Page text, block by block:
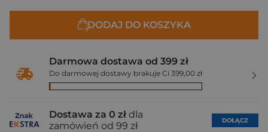
DODAJ DO KOSZYKA
Darmowa dostawa od 399 zł
Do darmowej dostawy brakuje Ci 399,00 zł
Dostawa za 0 zł dla
zamówień od 99 zł
DOŁĄCZ